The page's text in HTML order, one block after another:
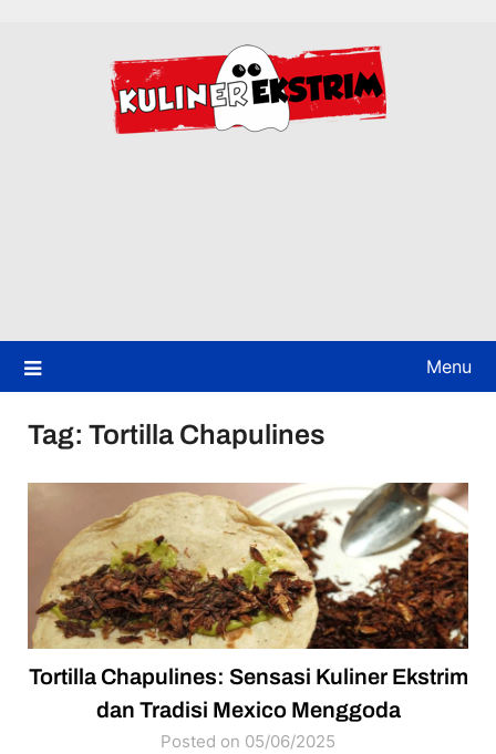
Menu
Tag: Tortilla Chapulines
Tortilla Chapulines: Sensasi Kuliner Ekstrim
dan Tradisi Mexico Menggoda
Posted on 05/06/2025